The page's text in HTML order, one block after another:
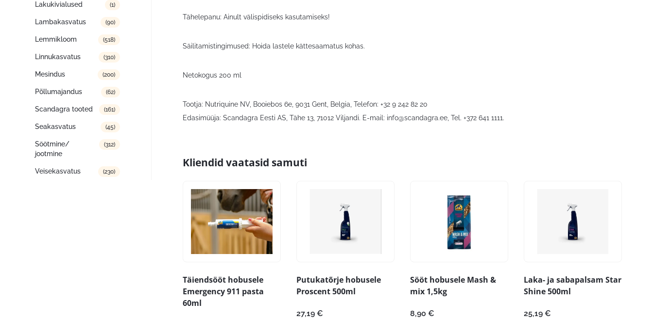
Lakukivialused (1)
Lambakasvatus (90)
Lemmikloom (518)
Linnukasvatus (310)
Mesindus (200)
Põllumajandus (62)
Scandagra tooted (161)
Seakasvatus (45)
Söötmine/
jootmine
(312)
Veisekasvatus (230)
Tähelepanu: Ainult välispidiseks kasutamiseks!
Säilitamistingimused: Hoida lastele kättesaamatus kohas.
Netokogus 200 ml
Tootja: Nutriquine NV, Booiebos 6e, 9031 Gent, Belgia, Telefon: +32 9 242 82 20
Edasimüüja: Scandagra Eesti AS, Tähe 13, 71012 Viljandi. E-mail: info@scandagra.ee , Tel. +372 641 1111.
Kliendid vaatasid samuti
Täiendsööt hobusele
Emergency 911 pasta
60ml
Putukatõrje hobusele
Proscent 500ml
27,19 €
Sööt hobusele Mash &
mix 1,5kg
8,90 €
Laka- ja sabapalsam Star
Shine 500ml
25,19 €